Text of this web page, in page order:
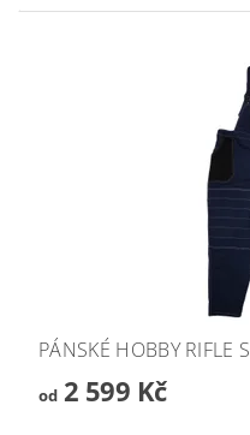
PÁNSKÉ HOBBY RIFLE
od2 599 Kč